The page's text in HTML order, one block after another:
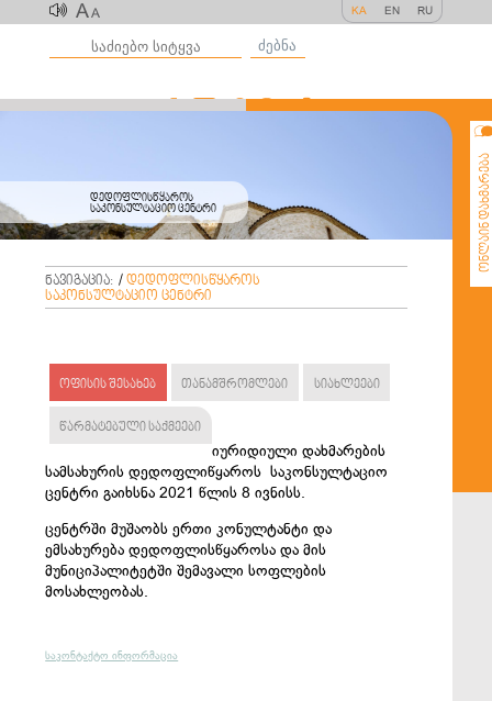
AA KA EN RU
ძებნა
დედოფლისწყაროს
საკონსულტაციო ცენტრი
ონლაინ დახმარება
ნავიგაცია: / დედოფლისწყაროს
საკონსულტაციო ცენტრი
ოფისის შესახებ თანამშრომლები სიახლეები
წარმატებული საქმეები
იურიდიული დახმარების
სამსახურის დედოფლიწყაროს საკონსულტაციო
ცენტრი გაიხსნა 2021 წლის 8 ივნისს.
ცენტრში მუშაობს ერთი კონულტანტი და
ემსახურება დედოფლისწყაროსა და მის
მუნიციპალიტეტში შემავალი სოფლების
მოსახლეობას.
საკონტაქტო ინფორმაცია